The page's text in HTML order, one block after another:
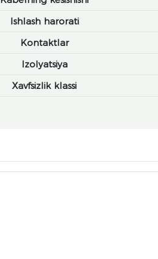
Ishlash harorati
Kontaktlar
Izolyatsiya
Xavfsizlik klassi